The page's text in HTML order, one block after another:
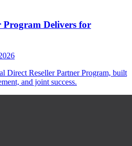
Delivers for
Direct Reseller Partner Program, built
and joint success.